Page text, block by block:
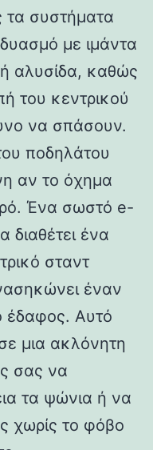
τα συστήματα
με ιμάντα
αλυσίδα, καθώς
του κεντρικού
να σπάσουν.
ποδηλάτου
αν το όχημα
Ένα σωστό e-
διαθέτει ένα
σταντ
έναν
έδαφος. Αυτό
μια ακλόνητη
σας να
τα ψώνια ή να
χωρίς το φόβο